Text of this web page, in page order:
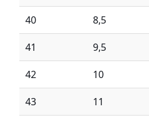
40 8,5
41 9,5
42 10
43 11